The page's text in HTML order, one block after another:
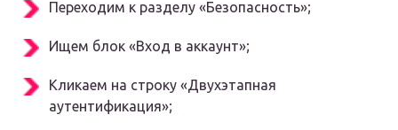
Переходим к разделу «Безопасность»;
Ищем блок «Вход в аккаунт»;
Кликаем на строку «Двухэтапная
аутентификация»;